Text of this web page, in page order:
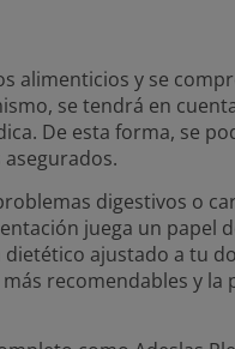
alimenticios y se
se tendrá en
De esta forma, se
digestivos o
juega un papel
ajustado a tu
recomendables y la